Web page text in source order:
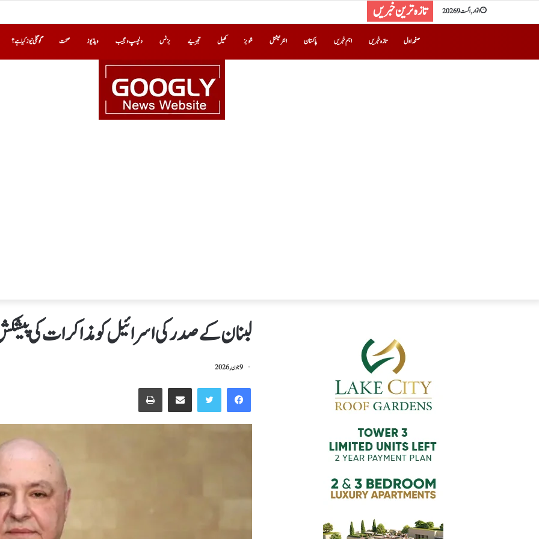
اتوار, اگست 9 2026 تازہ ترین خبریں
صفحہ اول تازہ خبریں اہم خبریں پاکستان انٹرنیشنل شوبز کھیل تجزیے بزنس دلچسپ و عجیب ویڈیوز صحت گوگلی نیوز کیا ہے؟
لبنان کے صدر کی اسرائیل کو مذاکرات کی
9 جون, 2026